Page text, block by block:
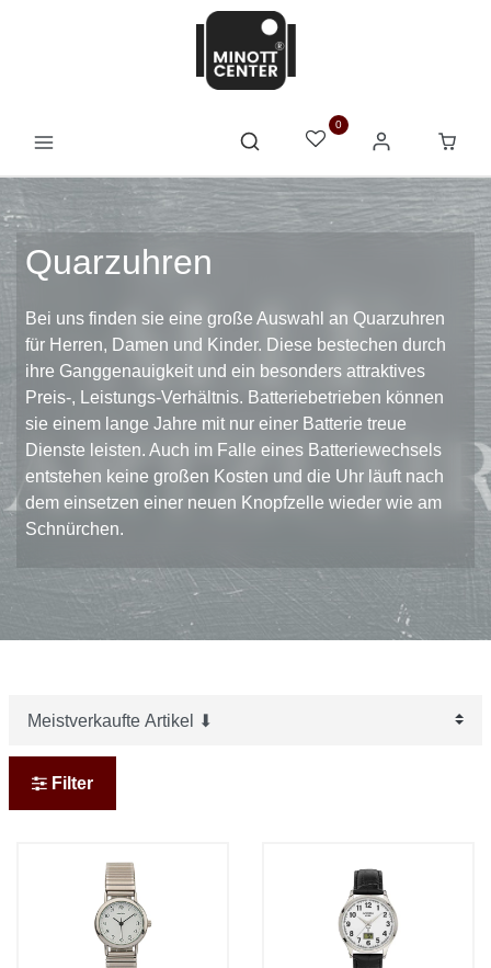
0
Quarzuhren
Bei uns finden sie eine große Auswahl an Quarzuhren
für Herren, Damen und Kinder. Diese bestechen durch
ihre Ganggenauigkeit und ein besonders attraktives
Preis-, Leistungs-Verhältnis. Batteriebetrieben können
sie einem lange Jahre mit nur einer Batterie treue
Dienste leisten. Auch im Falle eines Batteriewechsels
entstehen keine großen Kosten und die Uhr läuft nach
dem einsetzen einer neuen Knopfzelle wieder wie am
Schnürchen.
Filter